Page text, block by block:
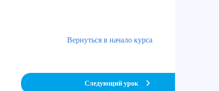
Вернуться в начало курса
Следующий урок